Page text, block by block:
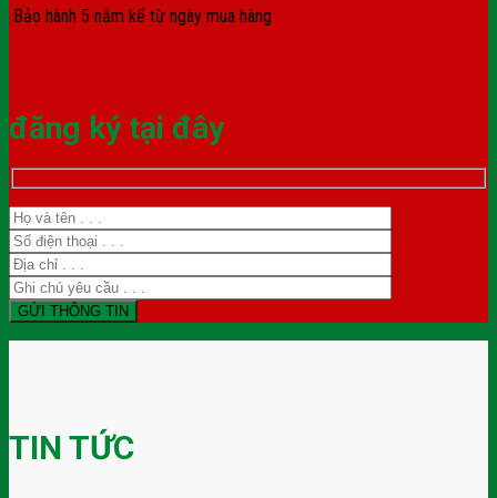
Bảo hành 5 năm kể từ ngày mua hàng
đăng ký tại đây
TIN TỨC